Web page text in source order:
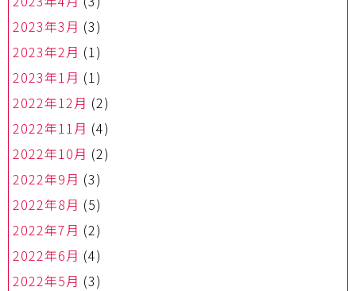
2023年3月 (3)
2023年2月 (1)
2023年1月 (1)
2022年12月 (2)
2022年11月 (4)
2022年10月 (2)
2022年9月 (3)
2022年8月 (5)
2022年7月 (2)
2022年6月 (4)
2022年5月 (3)